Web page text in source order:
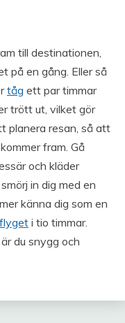
till destinationen,
på en gång. Eller så
tåg ett par timmar
trött ut, vilket gör
planera resan, så att
fram. Gå
och kläder
in dig med en
känna dig som en
flyget i tio timmar.
du snygg och